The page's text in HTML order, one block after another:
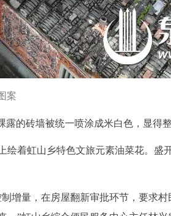
案
的砖墙被统一喷涂成米白色，显得整
着虹山乡特色文旅元素油菜花。盛
增量，在房屋翻新审批环节，要求